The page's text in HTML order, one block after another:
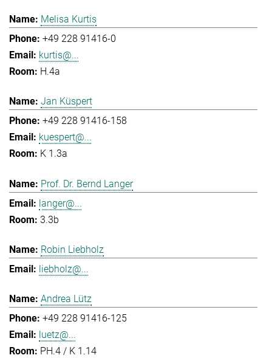
Melisa Kurtis
+49 228 91416-0
kurtis@...
H.4a
Jan Küspert
+49 228 91416-158
kuespert@...
K 1.3a
Prof. Dr. Bernd Langer
langer@...
3.3b
Robin Liebholz
liebholz@...
Andrea Lütz
+49 228 91416-125
luetz@...
PH.4 / K 1.14